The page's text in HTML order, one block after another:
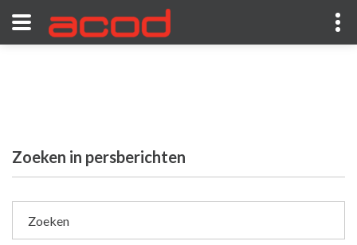
Zoeken in persberichten
Zoeken